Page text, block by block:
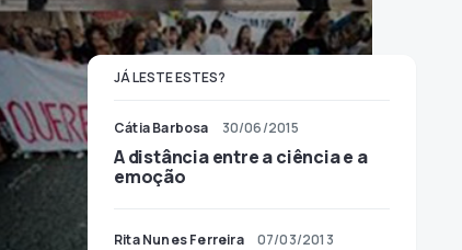
JÁ LESTE ESTES?
Cátia Barbosa 30/06/2015
A distância entre a ciência e a
emoção
Rita Nunes Ferreira 07/03/2013